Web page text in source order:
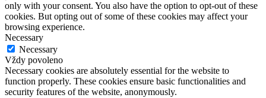
only with your consent. You also have the option to opt-out of these
cookies. But opting out of some of these cookies may affect your
browsing experience.
Necessary
Necessary
Vždy povoleno
Necessary cookies are absolutely essential for the website to
function properly. These cookies ensure basic functionalities and
security features of the website, anonymously.